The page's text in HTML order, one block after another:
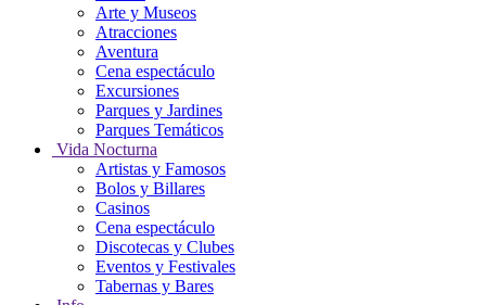
Arte y Museos
Atracciones
Aventura
Cena espectáculo
Excursiones
Parques y Jardines
Parques Temáticos
Vida Nocturna
Artistas y Famosos
Bolos y Billares
Casinos
Cena espectáculo
Discotecas y Clubes
Eventos y Festivales
Tabernas y Bares